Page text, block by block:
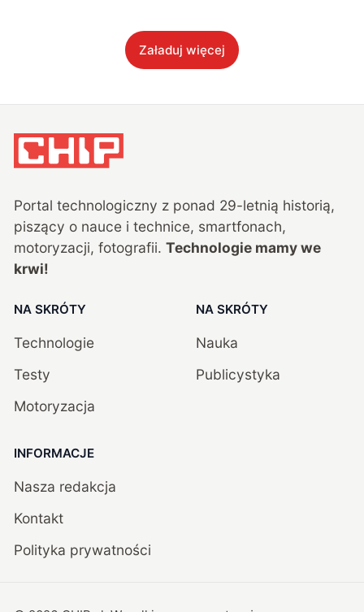
Załaduj więcej
Portal technologiczny z ponad 29-letnią historią,
piszący o nauce i technice, smartfonach,
motoryzacji, fotografii. Technologie mamy we
krwi!
NA SKRÓTY
Technologie
Testy
Motoryzacja
NA SKRÓTY
Nauka
Publicystyka
INFORMACJE
Nasza redakcja
Kontakt
Polityka prywatności